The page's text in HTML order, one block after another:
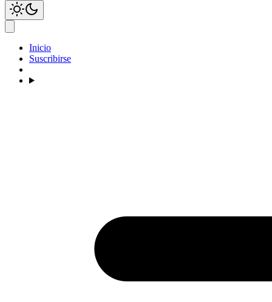
Inicio
Suscribirse